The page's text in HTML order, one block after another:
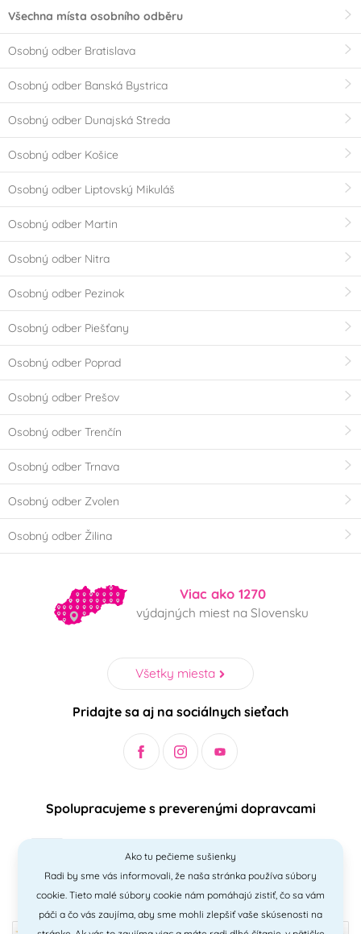
Všechna místa osobního odběru
Osobný odber Bratislava
Osobný odber Banská Bystrica
Osobný odber Dunajská Streda
Osobný odber Košice
Osobný odber Liptovský Mikuláš
Osobný odber Martin
Osobný odber Nitra
Osobný odber Pezinok
Osobný odber Piešťany
Osobný odber Poprad
Osobný odber Prešov
Osobný odber Trenčín
Osobný odber Trnava
Osobný odber Zvolen
Osobný odber Žilina
Viac ako 1270
výdajných miest na Slovensku
Všetky miesta
Pridajte sa aj na sociálnych sieťach
Spolupracujeme s preverenými dopravcami
Bezpečný a jednoduchý spôsob platieb
Ako tu pečieme sušienky
Radi by sme vás informovali, že naša stránka používa súbory
cookie. Tieto malé súbory cookie nám pomáhajú zistiť, čo sa vám
páči a čo vás zaujíma, aby sme mohli zlepšiť vaše skúsenosti na